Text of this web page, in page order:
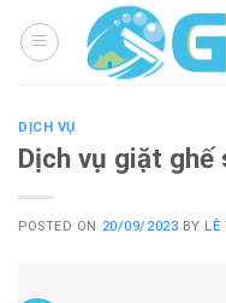
DỊCH VỤ
Dịch vụ giặt ghế
POSTED ON 20/09/2023 BY LÊ